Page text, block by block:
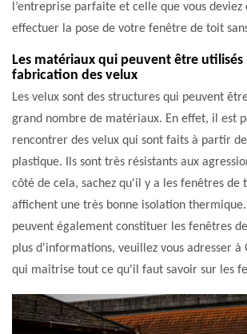
l’entreprise parfaite et celle que vous
effectuer la pose de votre fenêtre de toit
Les matériaux qui peuvent être utilisés
fabrication des velux
Les velux sont des structures qui peuvent
grand nombre de matériaux. En effet, il est
rencontrer des velux qui sont faits à partir de
plastique. Ils sont très résistants aux
côté de cela, sachez qu'il y a les fenêtres de
affichent une très bonne isolation
peuvent également constituer les fenêtres
plus d'informations, veuillez vous adresser à
qui maîtrise tout ce qu'il faut savoir sur les